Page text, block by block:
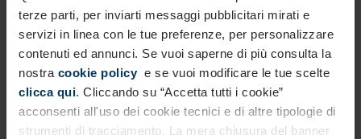
terze parti, per inviarti messaggi pubblicitari mirati e
servizi in linea con le tue preferenze, per personalizzare
contenuti ed annunci. Se vuoi saperne di più consulta la
nostra cookie policye se vuoi modificare le tue scelte
clicca qui. Cliccando su “Accetta tutti i cookie”
acconsenti all'uso dei cookie tecnici e di altre tipologie di
strumenti di tracciamento. La mera chiusura del banner